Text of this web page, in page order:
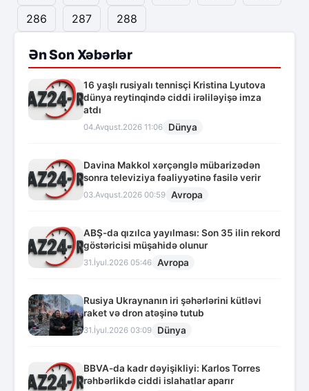
286
287 288
Ən Son Xəbərlər
16 yaşlı rusiyalı tennisçi Kristina Lyutova
dünya reytinqində ciddi irəliləyişə imza
atdı
04.Avqust.2026 11:06 Dünya
Davina Makkol xərçənglə mübarizədən
sonra televiziya fəaliyyətinə fasilə verir
03.Avqust.2026 00:59 Avropa
ABŞ-da qızılca yayılması: Son 35 ilin rekord
göstəricisi müşahidə olunur
31.İyul.2026 05:46 Avropa
Rusiya Ukraynanın iri şəhərlərini kütləvi
raket və dron atəşinə tutub
31.İyul.2026 03:09 Dünya
BBVA-da kadr dəyişikliyi: Karlos Torres
rəhbərlikdə ciddi islahatlar aparır